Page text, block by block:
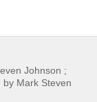
Johnson ;
by Mark Steven